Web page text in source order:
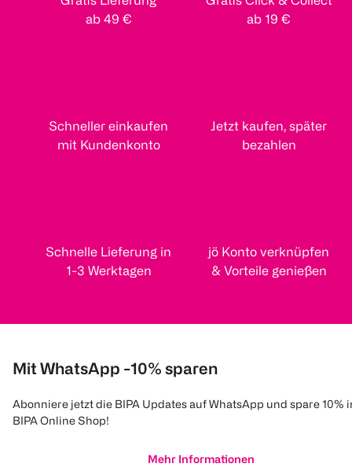
ab 49 €
ab 19 €
Schneller einkaufen
mit Kundenkonto
Jetzt kaufen, später
bezahlen
Schnelle Lieferung in
1-3 Werktagen
jö Konto verknüpfen
& Vorteile genießen
Mit WhatsApp -10% sparen
Abonniere jetzt die BIPA Updates auf WhatsApp und spare 10%
BIPA Online Shop!
Mehr Informationen